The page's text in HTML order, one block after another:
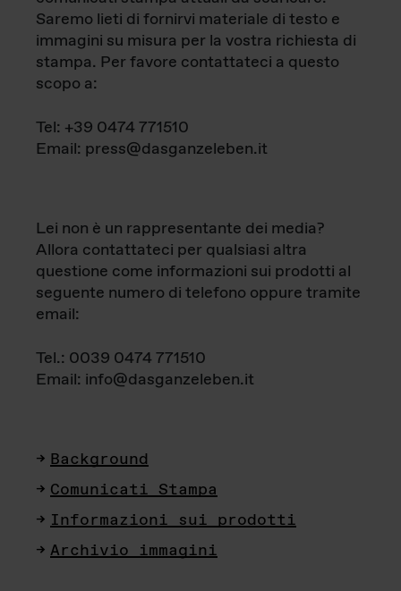
Saremo lieti di fornirvi materiale di testo e
immagini su misura per la vostra richiesta di
stampa. Per favore contattateci a questo
scopo a:
Tel: +39 0474 771510
Email: press@dasganzeleben.it
Lei non è un rappresentante dei media?
Allora contattateci per qualsiasi altra
questione come informazioni sui prodotti al
seguente numero di telefono oppure tramite
email:
Tel.: 0039 0474 771510
Email: info@dasganzeleben.it
Background
Comunicati Stampa
Informazioni sui prodotti
Archivio immagini